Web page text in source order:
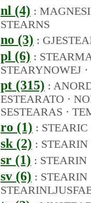
nl (4) :
STEARNS
no (3) :
pl (6) :
STEARYNOWEJ ·
pt (315) :
ESTEARATO ·
SESTEARAS ·
ro (1) : STEARIC
sk (2) : STEARIN
sr (1) : STEARIN
sv (6) : STEARIN